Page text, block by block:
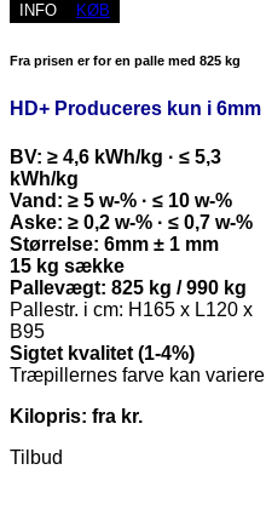
INFO KØB
Fra prisen er for en palle med 825 kg
HD+ Produceres kun i 6mm
BV: ≥ 4,6 kWh/kg · ≤ 5,3
kWh/kg
Vand: ≥ 5 w-% · ≤ 10 w-%
Aske: ≥ 0,2 w-% · ≤ 0,7 w-%
Størrelse: 6mm ± 1 mm
15 kg sække
Pallevægt: 825 kg / 990 kg
Pallestr. i cm: H165 x L120 x
B95
Sigtet kvalitet (1-4%)
Træpillernes farve kan variere
Kilopris: fra kr.
Tilbud